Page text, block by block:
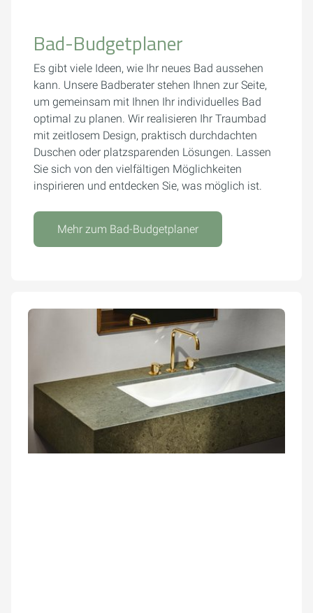
Bad-Budgetplaner
Es gibt viele Ideen, wie Ihr neues Bad aussehen
kann. Unsere Badberater stehen Ihnen zur Seite,
um gemeinsam mit Ihnen Ihr individuelles Bad
optimal zu planen. Wir realisieren Ihr Traumbad
mit zeitlosem Design, praktisch durchdachten
Duschen oder platzsparenden Lösungen. Lassen
Sie sich von den vielfältigen Möglichkeiten
inspirieren und entdecken Sie, was möglich ist.
Mehr zum Bad-Budgetplaner